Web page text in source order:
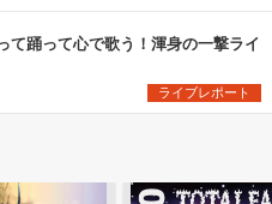
て踊って心で歌う！渾身の一撃ライ
ライブレポート